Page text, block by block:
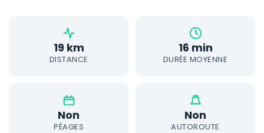
19 km
DISTANCE
16 min
DURÉE MOYENNE
Non
PÉAGES
Non
AUTOROUTE